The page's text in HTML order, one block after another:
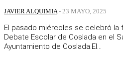
JAVIER ALQUIMIA - 23 MAYO, 2025
El pasado miércoles se celebró la
Debate Escolar de Coslada en el
Ayuntamiento de Coslada.El...